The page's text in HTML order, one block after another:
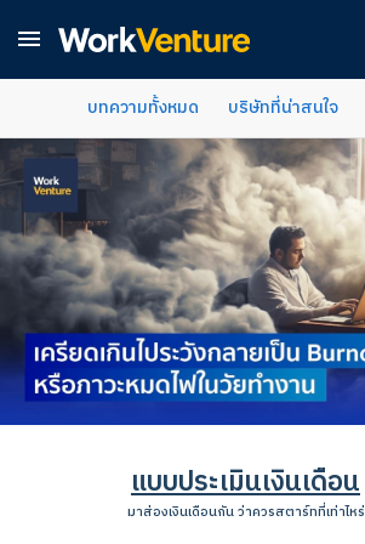

บทความทั้งหมด บริษัทที่น่าสนใจ
แบบประเมินเงินเดือน
มาส่องเงินเดือนกัน ว่าควรสตาร์ทที่เท่าไหร่